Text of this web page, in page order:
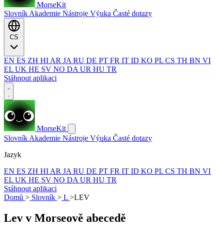
MorseKit
Slovník Akademie Nástroje Výuka Časté dotazy
EN ES ZH HI AR JA RU DE PT FR IT ID KO PL CS TH BN VI
EL UK HE SV NO DA UR HU TR
Stáhnout aplikaci
MorseKit
Slovník Akademie Nástroje Výuka Časté dotazy
Jazyk
EN ES ZH HI AR JA RU DE PT FR IT ID KO PL CS TH BN VI
EL UK HE SV NO DA UR HU TR
Stáhnout aplikaci
Domů > Slovník > L >LEV
Lev v Morseově abecedě